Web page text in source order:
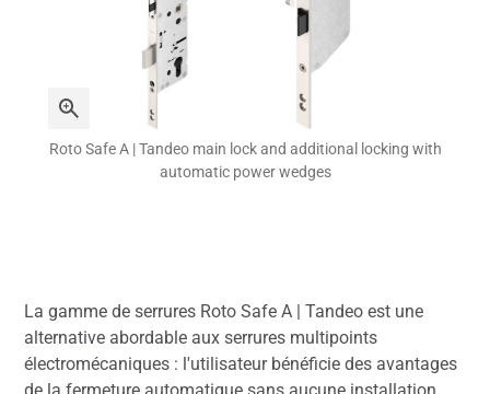
Roto Safe A | Tandeo main lock and additional locking with
automatic power wedges
La gamme de serrures Roto Safe A | Tandeo est une
alternative abordable aux serrures multipoints
électromécaniques : l'utilisateur bénéficie des avantages